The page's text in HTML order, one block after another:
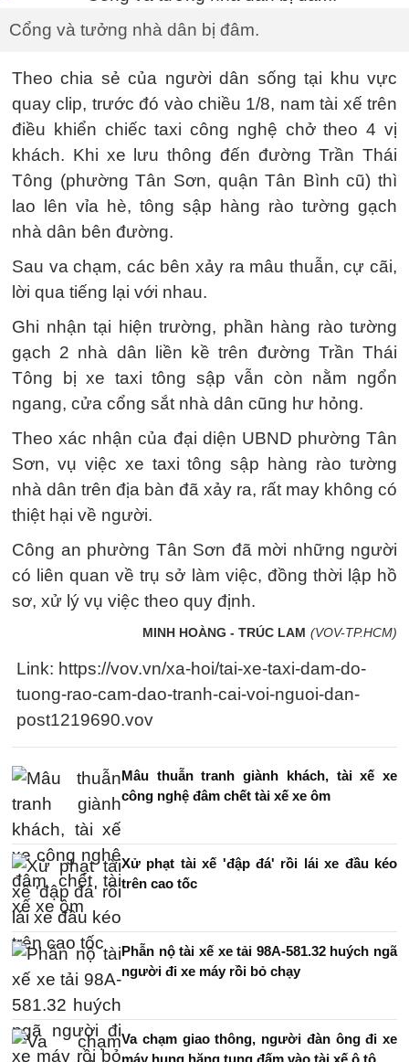
Cổng và tưởng nhà dân bị đâm.
Theo chia sẻ của người dân sống tại khu vực
quay clip, trước đó vào chiều 1/8, nam tài xế trên
điều khiển chiếc taxi công nghệ chở theo 4 vị
khách. Khi xe lưu thông đến đường Trần Thái
Tông (phường Tân Sơn, quận Tân Bình cũ) thì
lao lên vỉa hè, tông sập hàng rào tường gạch
nhà dân bên đường.
Sau va chạm, các bên xảy ra mâu thuẫn, cự cãi,
lời qua tiếng lại với nhau.
Ghi nhận tại hiện trường, phần hàng rào tường
gạch 2 nhà dân liền kề trên đường Trần Thái
Tông bị xe taxi tông sập vẫn còn nằm ngổn
ngang, cửa cổng sắt nhà dân cũng hư hỏng.
Theo xác nhận của đại diện UBND phường Tân
Sơn, vụ việc xe taxi tông sập hàng rào tường
nhà dân trên địa bàn đã xảy ra, rất may không có
thiệt hại về người.
Công an phường Tân Sơn đã mời những người
có liên quan về trụ sở làm việc, đồng thời lập hồ
sơ, xử lý vụ việc theo quy định.
MINH HOÀNG - TRÚC LAM (VOV-TP.HCM)
Link: https://vov.vn/xa-hoi/tai-xe-taxi-dam-do-
tuong-rao-cam-dao-tranh-cai-voi-nguoi-dan-
post1219690.vov
Mâu thuẫn tranh giành khách, tài xế xe
công nghệ đâm chết tài xế xe ôm
Xử phạt tài xế 'đập đá' rồi lái xe đầu kéo
trên cao tốc
Phẫn nộ tài xế xe tải 98A-581.32 huých ngã
người đi xe máy rồi bỏ chạy
Va chạm giao thông, người đàn ông đi xe
máy hung hăng tung đấm vào tài xế ô tô